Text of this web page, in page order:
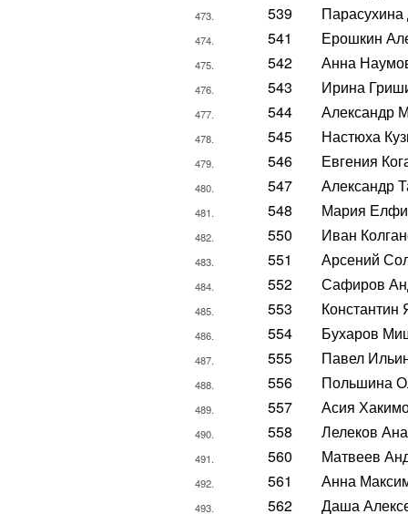
473. 539
474. 541 Ерошкин
475. 542 Анна
476. 543 Ирина
477. 544 Александр
478. 545 Настюха
479. 546 Евгения
480. 547 Александр
481. 548 Мария
482. 550 Иван
483. 551 Арсений
484. 552 Сафиров
485. 553 Константин
486. 554 Бухаров
487. 555 Павел
488. 556 Польшина
489. 557 Асия
490. 558 Лелеков
491. 560 Матвеев
492. 561 Анна
493. 562 Даша